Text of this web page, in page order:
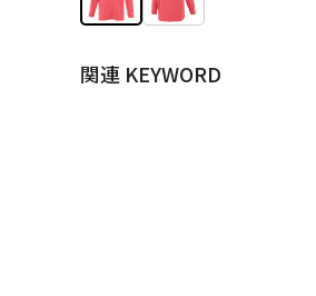
関連 KEYWORD